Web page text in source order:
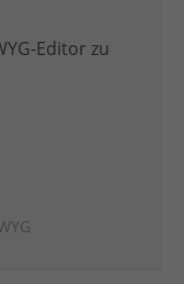
Editor zu